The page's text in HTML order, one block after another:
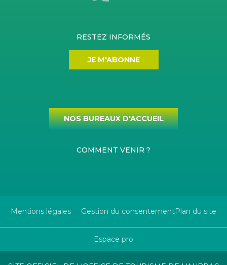
RESTEZ INFORMÉS
JE M'ABONNE
NOS BUREAUX D'ACCUEIL
COMMENT VENIR ?
Mentions légales Gestion du consentementPlan du site
Espace pro